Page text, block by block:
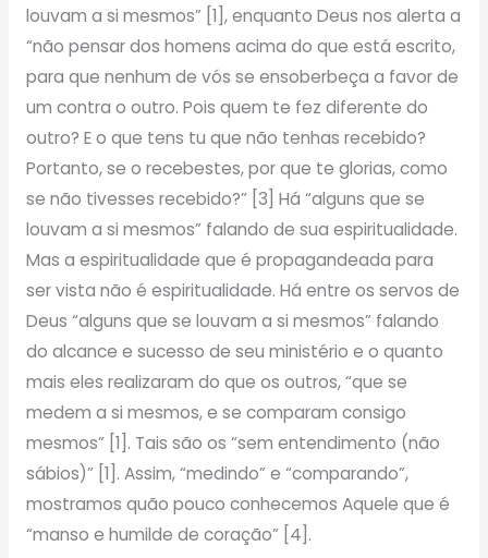
louvam a si mesmos” [1], enquanto Deus nos alerta a
“não pensar dos homens acima do que está escrito,
para que nenhum de vós se ensoberbeça a favor de
um contra o outro. Pois quem te fez diferente do
outro? E o que tens tu que não tenhas recebido?
Portanto, se o recebestes, por que te glorias, como
se não tivesses recebido?” [3] Há “alguns que se
louvam a si mesmos” falando de sua espiritualidade.
Mas a espiritualidade que é propagandeada para
ser vista não é espiritualidade. Há entre os servos de
Deus “alguns que se louvam a si mesmos” falando
do alcance e sucesso de seu ministério e o quanto
mais eles realizaram do que os outros, “que se
medem a si mesmos, e se comparam consigo
mesmos” [1]. Tais são os “sem entendimento (não
sábios)” [1]. Assim, “medindo” e “comparando”,
mostramos quão pouco conhecemos Aquele que é
“manso e humilde de coração” [4].